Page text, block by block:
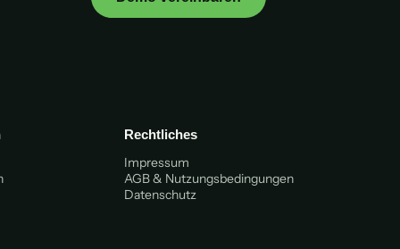
Rechtliches
Impressum
AGB & Nutzungsbedingungen
Datenschutz